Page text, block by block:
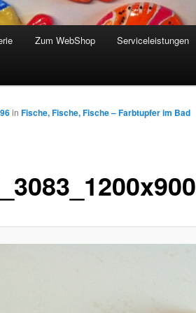
Zum WebShop Serviceleistungen
in Fische, Fische, Fische – Farbtupfer im Bad